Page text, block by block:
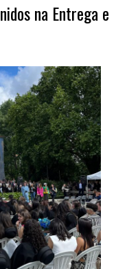
na Entrega e